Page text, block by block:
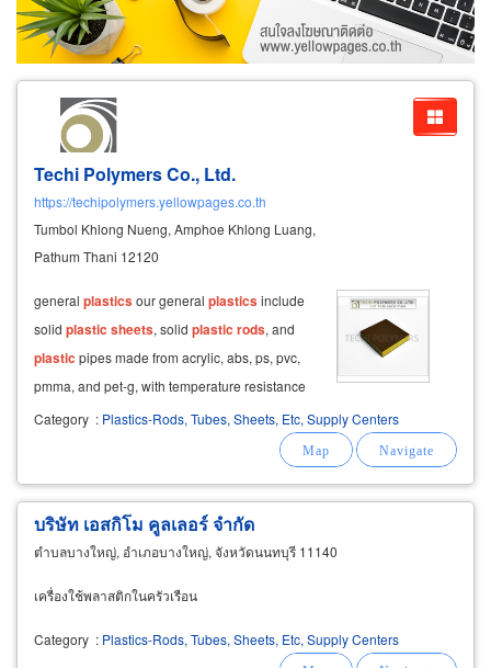
Wholesale Retail Manufacturer
Dealer
Exporter/Importer
Service Business
Techi Polymers Co., Ltd.
https://techipolymers.yellowpages.co.th
Tumbol Khlong Nueng, Amphoe Khlong Luang,
Pathum Thani 12120
general plasticsour general plasticsinclude
solid plastic sheets, solid plastic rods, and
plastic pipes made from acrylic, abs, ps, pvc,
pmma, and pet-g, with temperature resistance
up to 80°c, available in both finished and semi-
Category : Plastics-Rods, Tubes, Sheets, Etc, Supply Centers
บริษัท เอสกิโม คูลเลอร์ จำกัด
ตำบลบางใหญ่, อำเภอบางใหญ่, จังหวัดนนทบุรี 11140
เครื่องใช้พลาสติกในครัวเรือน
Category : Plastics-Rods, Tubes, Sheets, Etc, Supply Centers